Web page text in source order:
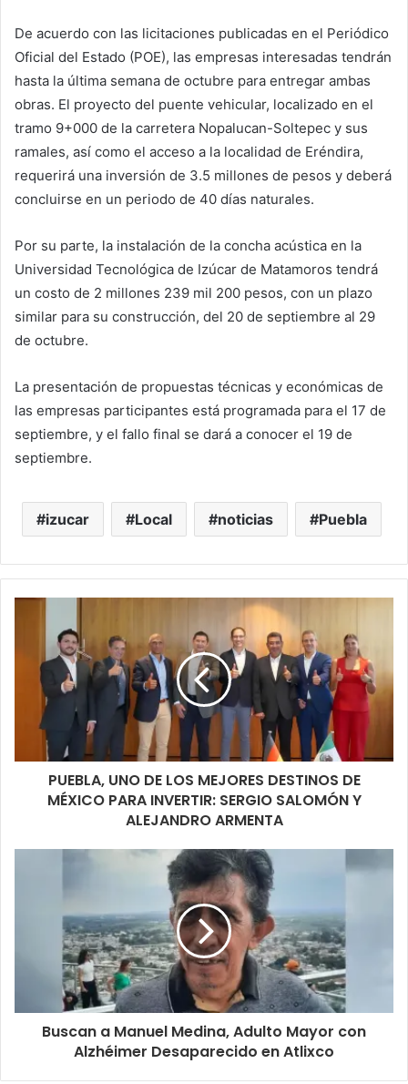
De acuerdo con las licitaciones publicadas en el Periódico
Oficial del Estado (POE), las empresas interesadas tendrán
hasta la última semana de octubre para entregar ambas
obras. El proyecto del puente vehicular, localizado en el
tramo 9+000 de la carretera Nopalucan-Soltepec y sus
ramales, así como el acceso a la localidad de Eréndira,
requerirá una inversión de 3.5 millones de pesos y deberá
concluirse en un periodo de 40 días naturales.
Por su parte, la instalación de la concha acústica en la
Universidad Tecnológica de Izúcar de Matamoros tendrá
un costo de 2 millones 239 mil 200 pesos, con un plazo
similar para su construcción, del 20 de septiembre al 29
de octubre.
La presentación de propuestas técnicas y económicas de
las empresas participantes está programada para el 17 de
septiembre, y el fallo final se dará a conocer el 19 de
septiembre.
izucar Local noticias Puebla
PUEBLA, UNO DE LOS MEJORES DESTINOS DE
MÉXICO PARA INVERTIR: SERGIO SALOMÓN Y
ALEJANDRO ARMENTA
Buscan a Manuel Medina, Adulto Mayor con
Alzhéimer Desaparecido en Atlixco